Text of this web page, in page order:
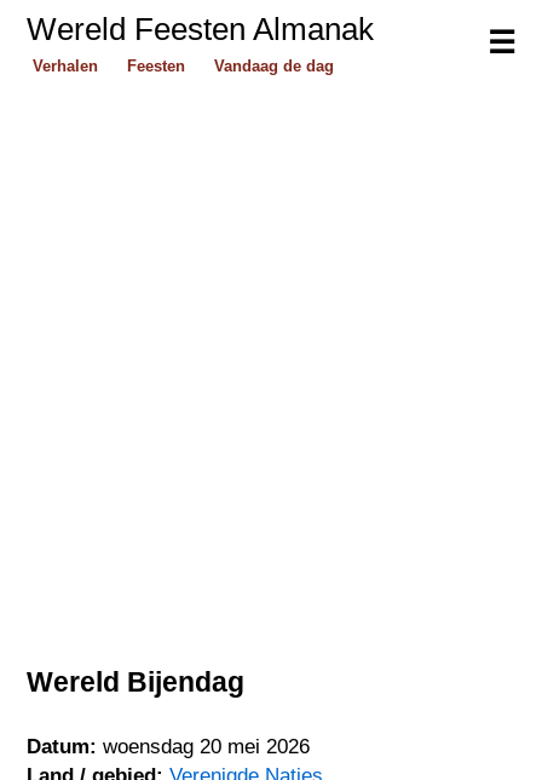
☰
Wereld Feesten Almanak
Verhalen Feesten Vandaag de dag
Wereld Bijendag
Datum: woensdag 20 mei 2026